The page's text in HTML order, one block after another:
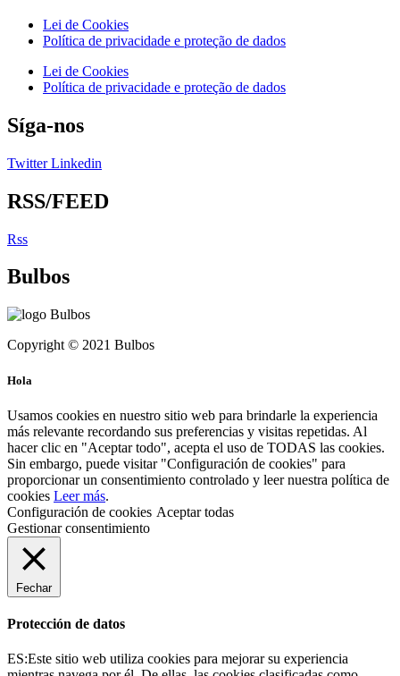
Lei de Cookies
Política de privacidade e proteção de dados
Lei de Cookies
Política de privacidade e proteção de dados
Síga-nos
Twitter Linkedin
RSS/FEED
Rss
Bulbos
Copyright © 2021 Bulbos
Hola
Usamos cookies en nuestro sitio web para brindarle la experiencia
más relevante recordando sus preferencias y visitas repetidas. Al
hacer clic en "Aceptar todo", acepta el uso de TODAS las cookies.
Sin embargo, puede visitar "Configuración de cookies" para
proporcionar un consentimiento controlado y leer nuestra política de
cookies Leer más.
Configuración de cookies Aceptar todas
Gestionar consentimiento
Fechar
Protección de datos
ES:Este sitio web utiliza cookies para mejorar su experiencia